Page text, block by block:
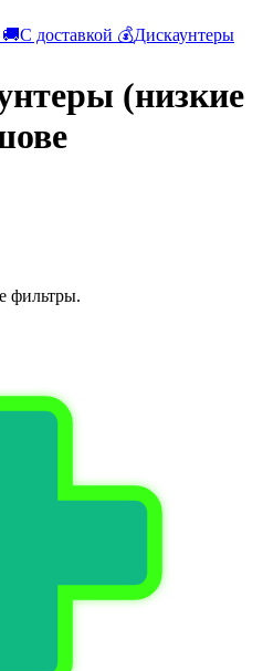
🚚С доставкой 💰Дискаунтеры
(низкие
фильтры.